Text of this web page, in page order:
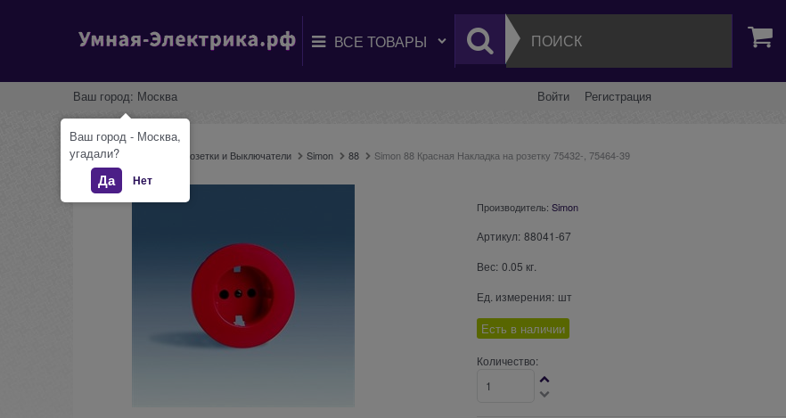
Ваш город: Москва Войти Регистрация
Главная Розетки и Выключатели Simon 88 Simon 88 Красная Накладка на розетку 75432-, 75464-39
Производитель: Simon
Артикул: 88041-67
Вес: 0.05 кг.
Ед. измерения: шт
Есть в наличии
Количество:
Ваш город - Москва,
угадали?
Да Нет